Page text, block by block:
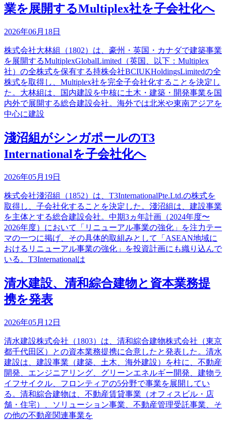
業を展開するMultiplex社を子会社化へ
2026年06月18日
株式会社大林組（1802）は、豪州・英国・カナダで建築事業
を展開するMultiplexGlobalLimited（英国、以下：Multiplex
社）の全株式を保有する持株会社BCIUKHoldingsLimitedの全
株式を取得し、Multiplex社を完全子会社化することを決定し
た。大林組は、国内建設を中核に土木・建築・開発事業を国
内外で展開する総合建設会社。海外では北米や東南アジアを
中心に建設
淺沼組がシンガポールのT3
Internationalを子会社化へ
2026年05月19日
株式会社淺沼組（1852）は、T3InternationalPte.Ltd.の株式を
取得し、子会社化することを決定した。淺沼組は、建設事業
を主体とする総合建設会社。中期3ヵ年計画（2024年度〜
2026年度）において「リニューアル事業の強化」を注力テー
マの一つに掲げ、その具体的取組みとして「ASEAN地域に
おけるリニューアル事業の強化」を投資計画にも織り込んで
いる。T3Internationalは
清水建設、清和綜合建物と資本業務提
携を発表
2026年05月12日
清水建設株式会社（1803）は、清和綜合建物株式会社（東京
都千代田区）との資本業務提携に合意したと発表した。清水
建設は、建設事業（建築、土木、海外建設）を柱に、不動産
開発、エンジニアリング、グリーンエネルギー開発、建物ラ
イフサイクル、フロンティアの5分野で事業を展開してい
る。清和綜合建物は、不動産賃貸事業（オフィスビル・店
舗・住宅）、ソリューション事業、不動産管理受託事業、そ
の他の不動産関連事業を